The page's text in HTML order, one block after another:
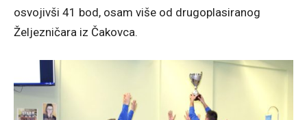
osvojivši 41 bod, osam više od drugoplasiranog
Željezničara iz Čakovca.